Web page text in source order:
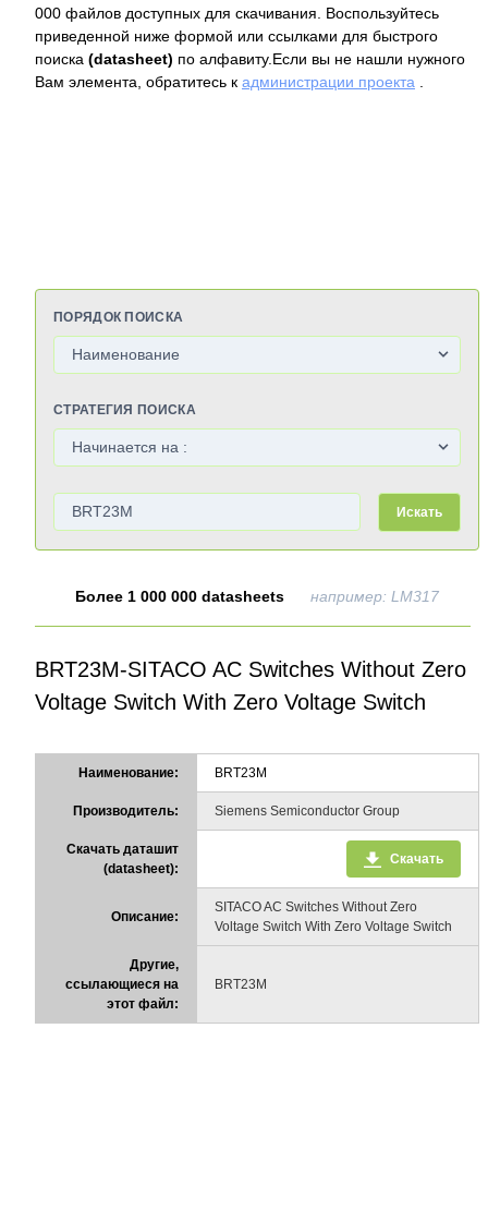
000 файлов доступных для скачивания. Воспользуйтесь
приведенной ниже формой или ссылками для быстрого
поиска (datasheet) по алфавиту.Если вы не нашли нужного
Вам элемента, обратитесь к администрации проекта
ПОРЯДОК ПОИСКА
СТРАТЕГИЯ ПОИСКА
Искать
Более 1 000 000 datasheets например: LM317
BRT23M-SITACO AC Switches Without Zero
Voltage Switch With Zero Voltage Switch
Наименование: BRT23M
Производитель: Siemens Semiconductor Group
Скачать даташит
(datasheet):
Скачать
Описание:
SITACO AC Switches Without Zero
Voltage Switch With Zero Voltage Switch
Другие,
ссылающиеся на
этот файл:
BRT23M